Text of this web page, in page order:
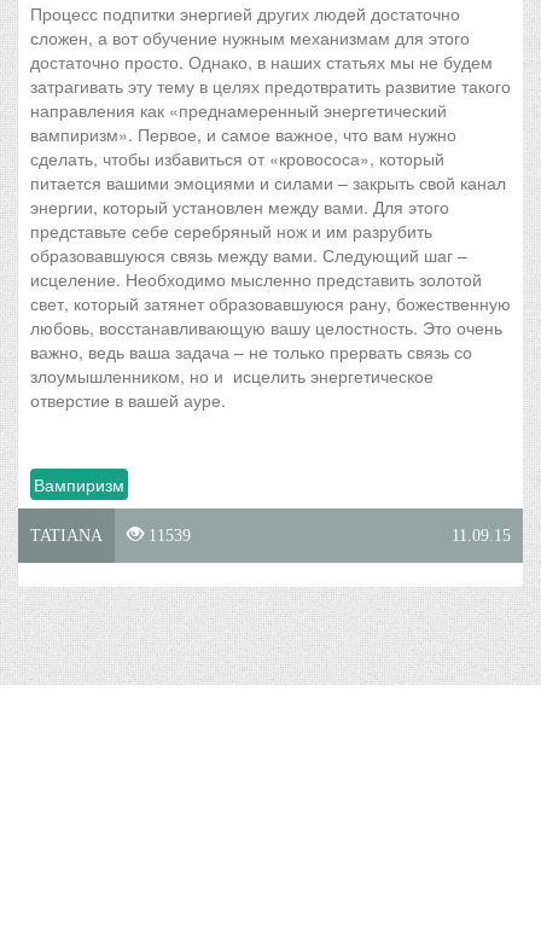
Процесс подпитки энергией других людей достаточно
сложен, а вот обучение нужным механизмам для этого
достаточно просто. Однако, в наших статьях мы не будем
затрагивать эту тему в целях предотвратить развитие такого
направления как «преднамеренный энергетический
вампиризм». Первое, и самое важное, что вам нужно
сделать, чтобы избавиться от «кровососа», который
питается вашими эмоциями и силами – закрыть свой канал
энергии, который установлен между вами. Для этого
представьте себе серебряный нож и им разрубить
образовавшуюся связь между вами. Следующий шаг –
исцеление. Необходимо мысленно представить золотой
свет, который затянет образовавшуюся рану, божественную
любовь, восстанавливающую вашу целостность. Это очень
важно, ведь ваша задача – не только прервать связь со
злоумышленником, но и исцелить энергетическое
отверстие в вашей ауре.
Вампиризм
TATIANA 11539 11.09.15